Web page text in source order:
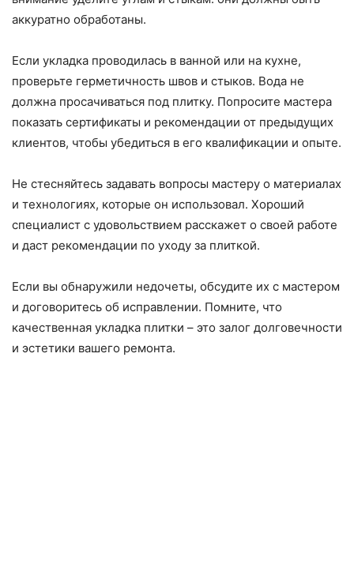
аккуратно обработаны.
Если укладка проводилась в ванной или на кухне,
проверьте герметичность швов и стыков. Вода не
должна просачиваться под плитку. Попросите мастера
показать сертификаты и рекомендации от предыдущих
клиентов, чтобы убедиться в его квалификации и опыте.
Не стесняйтесь задавать вопросы мастеру о материалах
и технологиях, которые он использовал. Хороший
специалист с удовольствием расскажет о своей работе
и даст рекомендации по уходу за плиткой.
Если вы обнаружили недочеты, обсудите их с мастером
и договоритесь об исправлении. Помните, что
качественная укладка плитки – это залог долговечности
и эстетики вашего ремонта.